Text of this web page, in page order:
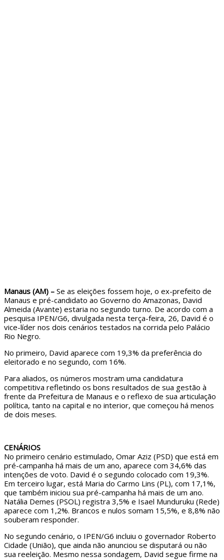
Manaus (AM) – Se as eleições fossem hoje, o ex-prefeito de
Manaus e pré-candidato ao Governo do Amazonas, David
Almeida (Avante) estaria no segundo turno. De acordo com a
pesquisa IPEN/G6, divulgada nesta terça-feira, 26, David é o
vice-líder nos dois cenários testados na corrida pelo Palácio
Rio Negro.
No primeiro, David aparece com 19,3% da preferência do
eleitorado e no segundo, com 16%.
Para aliados, os números mostram uma candidatura
competitiva refletindo os bons resultados de sua gestão à
frente da Prefeitura de Manaus e o reflexo de sua articulação
política, tanto na capital e no interior, que começou há menos
de dois meses.
CENÁRIOS
No primeiro cenário estimulado, Omar Aziz (PSD) que está em
pré-campanha há mais de um ano, aparece com 34,6% das
intenções de voto. David é o segundo colocado com 19,3%.
Em terceiro lugar, está Maria do Carmo Lins (PL), com 17,1%,
que também iniciou sua pré-campanha há mais de um ano.
Natália Demes (PSOL) registra 3,5% e Isael Munduruku (Rede)
aparece com 1,2%. Brancos e nulos somam 15,5%, e 8,8% não
souberam responder.
No segundo cenário, o IPEN/G6 incluiu o governador Roberto
Cidade (União), que ainda não anunciou se disputará ou não
sua reeleição. Mesmo nessa sondagem, David segue firme na